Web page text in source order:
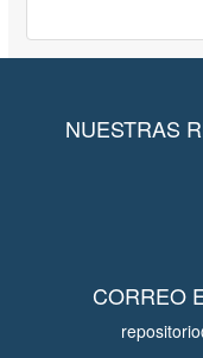
NUESTRAS
CORREO